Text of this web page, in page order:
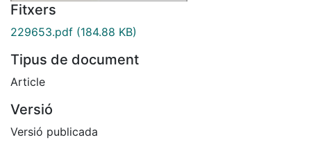
Fitxers
229653.pdf (184.88 KB)
Tipus de document
Article
Versió
Versió publicada